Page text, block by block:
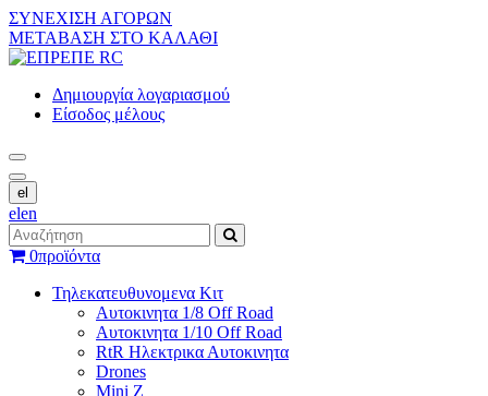
ΣΥΝΕΧΙΣΗ ΑΓΟΡΩΝ
ΜΕΤΑΒΑΣΗ ΣΤΟ ΚΑΛΑΘΙ
Δημιουργία λογαριασμού
Είσοδος μέλους
el
elen
0προϊόντα
Τηλεκατευθυνομενα Κιτ
Αυτοκινητα 1/8 Off Road
Αυτοκινητα 1/10 Off Road
RtR Ηλεκτρικα Αυτοκινητα
Drones
Mini Z